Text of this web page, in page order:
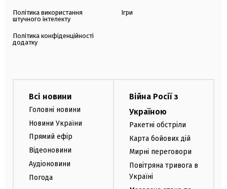
Політика використання
штучного інтелекту
Політика конфіденційності
додатку
Ігри
Всі новини
Головні новини
Новини України
Прямий ефір
Відеоновини
Аудіоновини
Погода
Війна Росії з
Україною
Ракетні обстріли
Карта бойових дій
Мирні переговори
Повітряна тривога в
Україні